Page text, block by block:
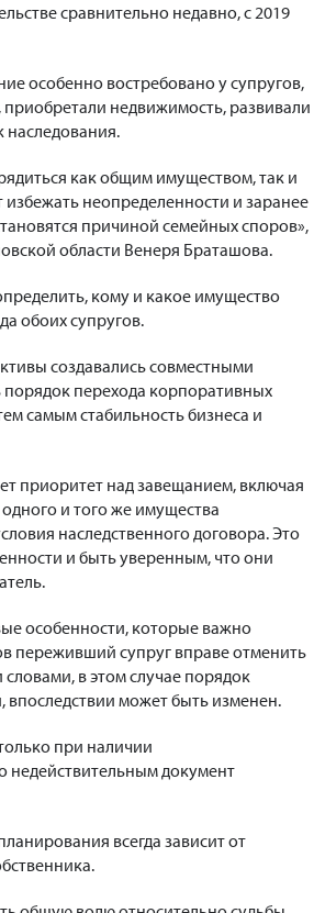
сравнительно недавно, с 2019
особенно востребовано у супругов,
недвижимость, развивали
наследования.
как общим имуществом, так и
неопределенности и заранее
причиной семейных споров»,
области Венеря Браташова.
кому и какое имущество
обоих супругов.
создавались совместными
порядок перехода корпоративных
самым стабильность бизнеса и
приоритет над завещанием, включая
и того же имущества
наследственного договора. Это
и быть уверенным, что они
особенности, которые важно
переживший супруг вправе отменить
в этом случае порядок
может быть изменен.
при наличии
недействительным документ
всегда зависит от